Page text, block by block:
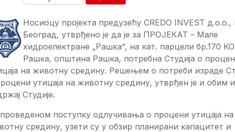
Носиоцу пројекта предузећу CREDO INVEST
Београд, утврђено је да је за ПРОЈЕКАТ – Мале
хидроелектране „Рашка“, на кат. парцели бр.170 КО
Рашка, општина Рашка, потребна Студија о
на животну средину. Решењем о потреби израде
утицаја на животну средину, утврђен је и обим и
Студије.
поступку одлучивања о процени утицаја на
средину, узети су у обзир планирани капацитет и